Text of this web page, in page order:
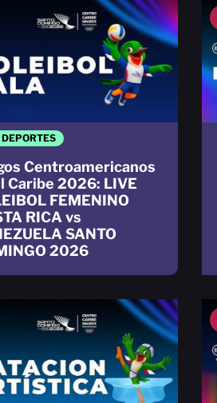
Centroamericanos
Caribe 2026: LIVE
FEMENINO
RICA vs
SANTO
2026